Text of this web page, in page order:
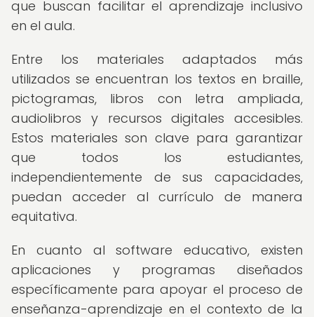
que buscan facilitar el aprendizaje inclusivo
en el aula.
Entre los materiales adaptados más
utilizados se encuentran los textos en braille,
pictogramas, libros con letra ampliada,
audiolibros y recursos digitales accesibles.
Estos materiales son clave para garantizar
que todos los estudiantes,
independientemente de sus capacidades,
puedan acceder al currículo de manera
equitativa.
En cuanto al software educativo, existen
aplicaciones y programas diseñados
específicamente para apoyar el proceso de
enseñanza-aprendizaje en el contexto de la